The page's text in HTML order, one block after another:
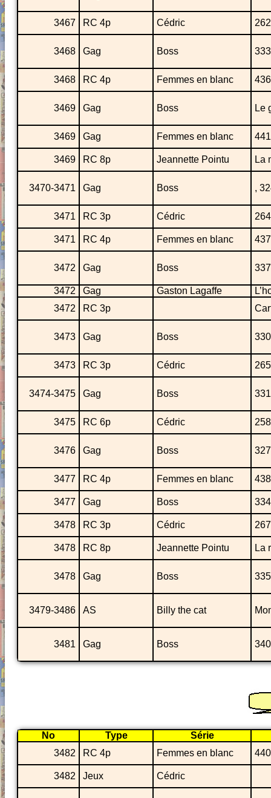
3467 RC 4p Cédric 262
3468 Gag Boss 333
3468 RC 4p Femmes en blanc 436
3469 Gag Boss Le
3469 Gag Femmes en blanc 441
3469 RC 8p Jeannette Pointu La
3470-3471 Gag Boss ,
3471 RC 3p Cédric 264
3471 RC 4p Femmes en blanc 437
3472 Gag Boss 337
3472 Gag Gaston Lagaffe
3472
RC 3p
3473 Gag Boss 330
3473 RC 3p Cédric 265
3474-3475 Gag Boss
3475 RC 6p Cédric 258
3476 Gag Boss 327
3477 RC 4p Femmes en blanc 438
3477 Gag Boss 334
3478 RC 3p Cédric 267
3478 RC 8p Jeannette Pointu La
3478 Gag Boss 335
3479-3486 AS Billy the cat
3481 Gag Boss 340
No Type
Série
3482
RC 4p Femmes en blanc 440
3482 Jeux Cédric